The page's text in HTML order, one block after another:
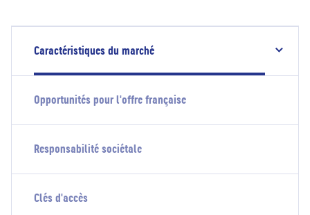
Caractéristiques du marché
Opportunités pour l'offre française
Responsabilité sociétale
Clés d'accès